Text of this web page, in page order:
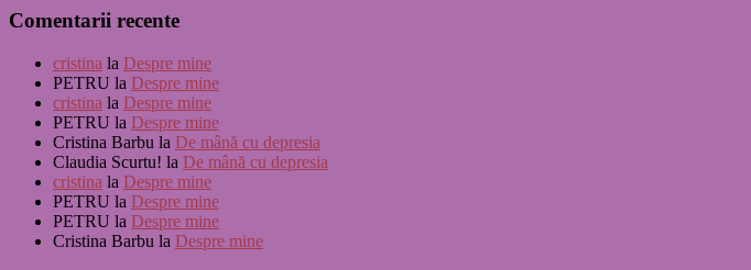
Comentarii recente
cristina la Despre mine
PETRU la Despre mine
cristina la Despre mine
PETRU la Despre mine
Cristina Barbu la De mână cu depresia
Claudia Scurtu! la De mână cu depresia
cristina la Despre mine
PETRU la Despre mine
PETRU la Despre mine
Cristina Barbu la Despre mine